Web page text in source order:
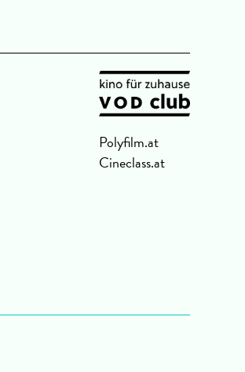
Polyfilm.at
Cineclass.at